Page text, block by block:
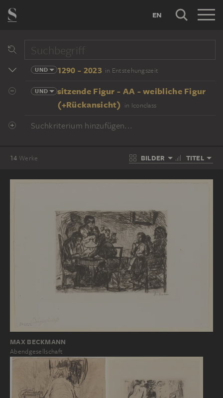
EN
UND 1290 - 2023 in Entstehungszeit
UND
sitzende Figur - AA - weibliche Figur
(+Rückansicht) in Iconclass
Suchkriterium hinzufügen...
14 Werke BILDER TITEL
MAX BECKMANN
Abendgesellschaft